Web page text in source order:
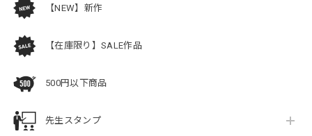
【NEW】新作
【在庫限り】SALE作品
500円以下商品
先生スタンプ